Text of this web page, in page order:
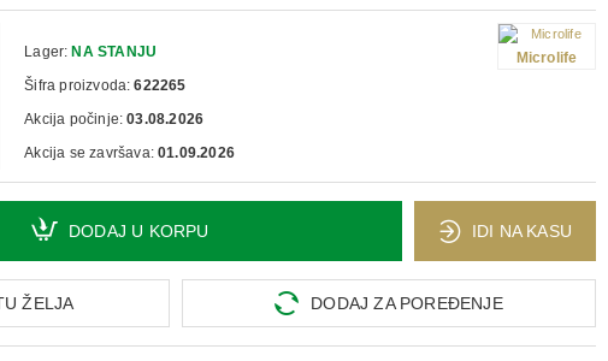
Lager: NA STANJU
Šifra proizvoda: 622265
Akcija počinje: 03.08.2026
Akcija se završava: 01.09.2026
Microlife
DODAJ U KORPU IDI NA KASU
ŽELJA DODAJ ZA POREĐENJE